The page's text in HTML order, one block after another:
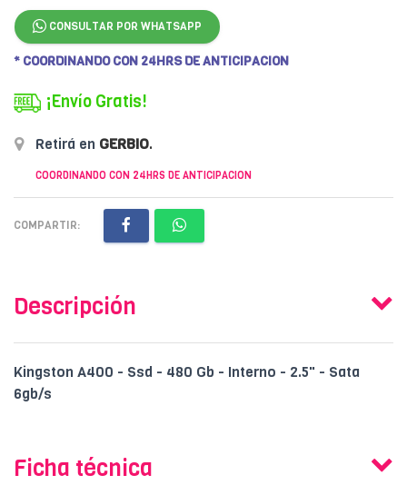
CONSULTAR POR WHATSAPP
* COORDINANDO CON 24HRS DE ANTICIPACION
¡Envío Gratis!
Retirá en GERBIO.
COORDINANDO CON 24HRS DE ANTICIPACION
COMPARTIR:
Descripción
Kingston A400 - Ssd - 480 Gb - Interno - 2.5" - Sata
6gb/s
Ficha técnica